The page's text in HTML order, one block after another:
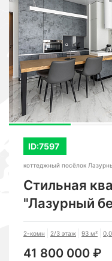
ID:7597
коттеджный посёлок
Стильная
"Лазурный
2-комн 2/3 этаж 93 м²
41 800 000 ₽